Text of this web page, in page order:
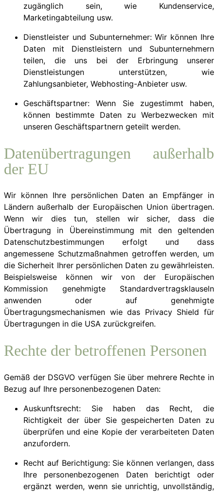
zugänglich sein, wie Kundenservice,
Marketingabteilung usw.
Dienstleister und Subunternehmer: Wir können Ihre
Daten mit Dienstleistern und Subunternehmern
teilen, die uns bei der Erbringung unserer
Dienstleistungen unterstützen, wie
Zahlungsanbieter, Webhosting-Anbieter usw.
Geschäftspartner: Wenn Sie zugestimmt haben,
können bestimmte Daten zu Werbezwecken mit
unseren Geschäftspartnern geteilt werden.
Datenübertragungen außerhalb
der EU
Wir können Ihre persönlichen Daten an Empfänger in
Ländern außerhalb der Europäischen Union übertragen.
Wenn wir dies tun, stellen wir sicher, dass die
Übertragung in Übereinstimmung mit den geltenden
Datenschutzbestimmungen erfolgt und dass
angemessene Schutzmaßnahmen getroffen werden, um
die Sicherheit Ihrer persönlichen Daten zu gewährleisten.
Beispielsweise können wir von der Europäischen
Kommission genehmigte Standardvertragsklauseln
anwenden oder auf genehmigte
Übertragungsmechanismen wie das Privacy Shield für
Übertragungen in die USA zurückgreifen.
Rechte der betroffenen Personen
Gemäß der DSGVO verfügen Sie über mehrere Rechte in
Bezug auf Ihre personenbezogenen Daten:
Auskunftsrecht: Sie haben das Recht, die
Richtigkeit der über Sie gespeicherten Daten zu
überprüfen und eine Kopie der verarbeiteten Daten
anzufordern.
Recht auf Berichtigung: Sie können verlangen, dass
Ihre personenbezogenen Daten berichtigt oder
ergänzt werden, wenn sie unrichtig, unvollständig,